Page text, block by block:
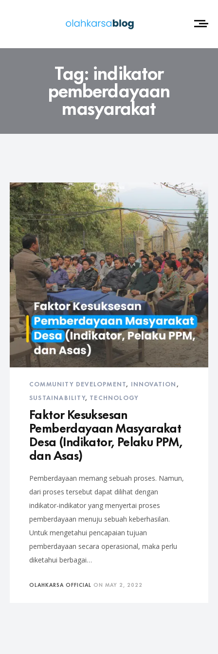
Tag: indikator
pemberdayaan
masyarakat
COMMUNITY DEVELOPMENT, INNOVATION ,
SUSTAINABILITY, TECHNOLOGY
Faktor Kesuksesan
Pemberdayaan Masyarakat
Desa (Indikator, Pelaku PPM,
dan Asas)
Pemberdayaan memang sebuah proses. Namun,
dari proses tersebut dapat dilihat dengan
indikator-indikator yang menyertai proses
pemberdayaan menuju sebuah keberhasilan.
Untuk mengetahui pencapaian tujuan
pemberdayaan secara operasional, maka perlu
diketahui berbagai…
OLAHKARSA OFFICIAL ON MAY 2, 2022